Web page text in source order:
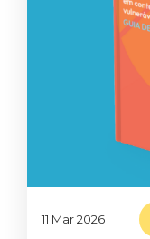
11 Mar 2026